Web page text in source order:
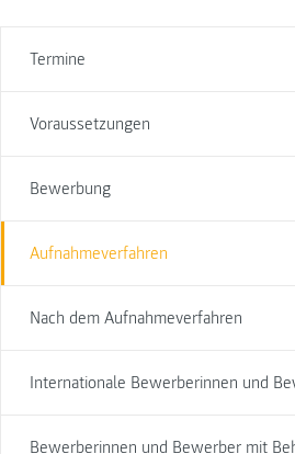
Termine
Voraussetzungen
Bewerbung
Aufnahmeverfahren
Nach dem Aufnahmeverfahren
Internationale Bewerberinnen und
Bewerberinnen und Bewerber mit